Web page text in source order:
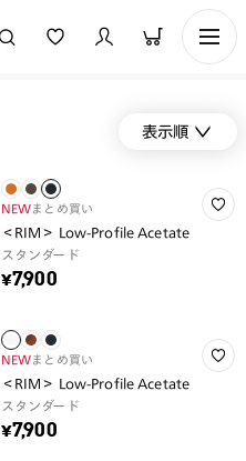
表示順
NEWまとめ買い
＜RIM＞ Low-Profile Acetate
スタンダード
¥7,900
NEWまとめ買い
＜RIM＞ Low-Profile Acetate
スタンダード
¥7,900